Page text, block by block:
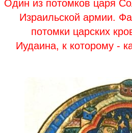
Один из потомков царя
Израильской армии.
потомки царских
Иудаина, к которому -